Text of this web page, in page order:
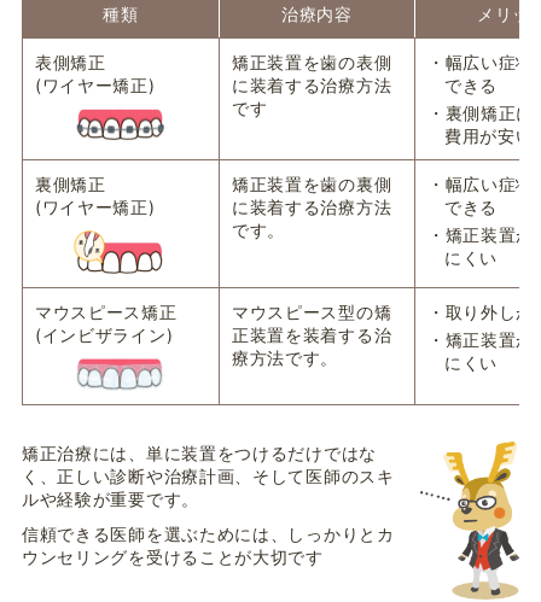
種類 治療内容 メリッ
表側矯正
(ワイヤー矯正)
矯正装置を歯の表側
に装着する治療方法
です
・幅広い症状
できる
・裏側矯正に
費用が安い
裏側矯正
(ワイヤー矯正)
矯正装置を歯の裏側
に装着する治療方法
です。
・幅広い症状
できる
・矯正装置が
にくい
マウスピース矯正
(インビザライン)
マウスピース型の矯
正装置を装着する治
療方法です。
・取り外しが
・矯正装置が
にくい
矯正治療には、単に装置をつけるだけではな
く、正しい診断や治療計画、そして医師のスキ
ルや経験が重要です。
信頼できる医師を選ぶためには、しっかりとカ
ウンセリングを受けることが大切です